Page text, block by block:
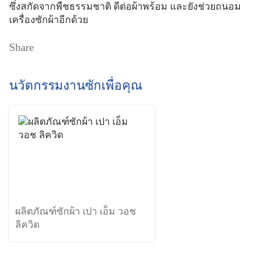
ซึ่งสกัดจากพืชธรรมชาติ ดีต่อผ้าพร้อม และยังช่วยถนอม
เครื่องซักผ้าอีกด้วย
Share
นวัตกรรมงานซักเพื่อคุณ
ผลิตภัณฑ์ซักผ้า เปา เอ็ม วอช
ลิควิด